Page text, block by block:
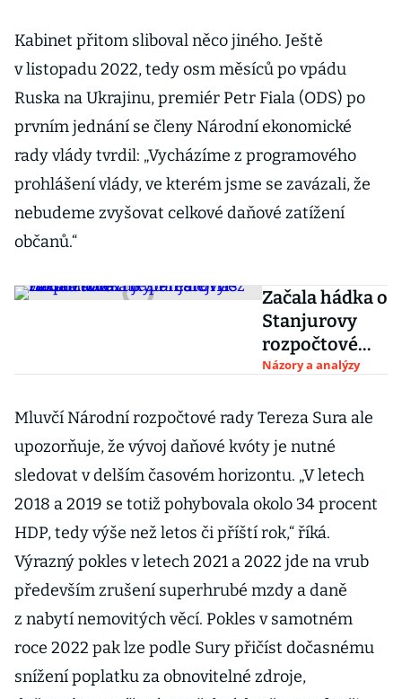
Kabinet přitom sliboval něco jiného. Ještě
v listopadu 2022, tedy osm měsíců po vpádu
Ruska na Ukrajinu, premiér Petr Fiala (ODS) po
prvním jednání se členy Národní ekonomické
rady vlády tvrdil: „Vycházíme z programového
prohlášení vlády, ve kterém jsme se zavázali, že
nebudeme zvyšovat celkové daňové zatížení
občanů.“
Začala hádka o
Stanjurovy
rozpočtové
triky. Přesto
zadlužuje
pomaleji než
ta Babišova
Názory a analýzy
Mluvčí Národní rozpočtové rady Tereza Sura ale
upozorňuje, že vývoj daňové kvóty je nutné
sledovat v delším časovém horizontu. „V letech
2018 a 2019 se totiž pohybovala okolo 34 procent
HDP, tedy výše než letos či příští rok,“ říká.
Výrazný pokles v letech 2021 a 2022 jde na vrub
především zrušení superhrubé mzdy a daně
z nabytí nemovitých věcí. Pokles v samotném
roce 2022 pak lze podle Sury přičíst dočasnému
snížení poplatku za obnovitelné zdroje,